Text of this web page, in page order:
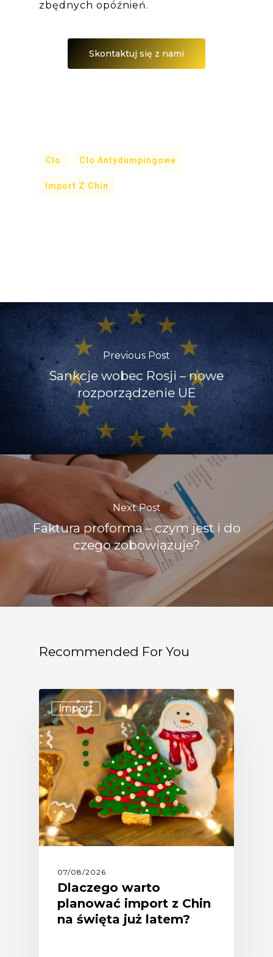
zbędnych opóźnień.
Skontaktuj się z nami
Cło Cło Antydumpingowe
Import Z Chin
Previous Post
Sankcje wobec Rosji – nowe
rozporządzenie UE
Next Post
Faktura proforma – czym jest i do
czego zobowiązuje?
Recommended For You
Import
07/08/2026
Dlaczego warto
planować import z Chin
na święta już latem?